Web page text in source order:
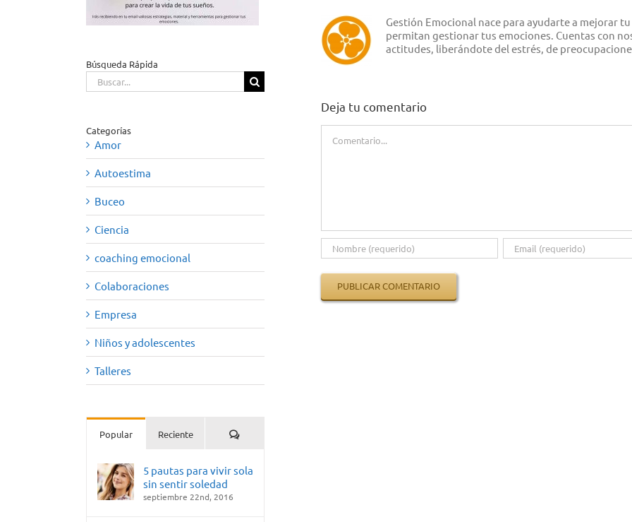
Gestión Emocional nace para ayudarte a mejorar
permitan gestionar tus emociones. Cuentas con
actitudes, liberándote del estrés, de
Deja tu comentario
Búsqueda Rápida
Buscar:
Categorías
Amor
Autoestima
Buceo
Ciencia
coaching emocional
Colaboraciones
Empresa
Niños y adolescentes
Talleres
Popular Reciente Comentarios
5 pautas para vivir sola
sin sentir soledad
septiembre 22nd, 2016